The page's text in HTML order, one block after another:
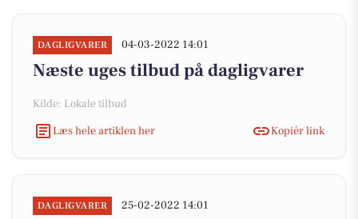
DAGLIGVARER 04-03-2022 14:01
Næste uges tilbud på dagligvarer
Kilde: Lokale tilbud
Læs hele artiklen her
Kopiér link
DAGLIGVARER 25-02-2022 14:01